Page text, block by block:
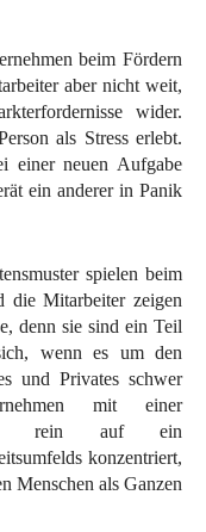
beim Fördern
aber nicht weit,
wider.
als Stress erlebt.
einer neuen Aufgabe
ein anderer in Panik
spielen beim
die Mitarbeiter zeigen
denn sie sind ein Teil
wenn es um den
und Privates schwer
mit einer
rein auf ein
konzentriert,
Menschen als Ganzen